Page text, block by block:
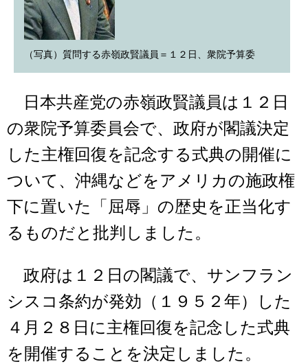
（写真）質問する赤嶺政賢議員＝１２日、衆院予算委
日本共産党の赤嶺政賢議員は１２日
の衆院予算委員会で、政府が閣議決定
した主権回復を記念する式典の開催に
ついて、沖縄などをアメリカの施政権
下に置いた「屈辱」の歴史を正当化す
るものだと批判しました。
政府は１２日の閣議で、サンフラン
シスコ条約が発効（１９５２年）した
４月２８日に主権回復を記念した式典
を開催することを決定しました。